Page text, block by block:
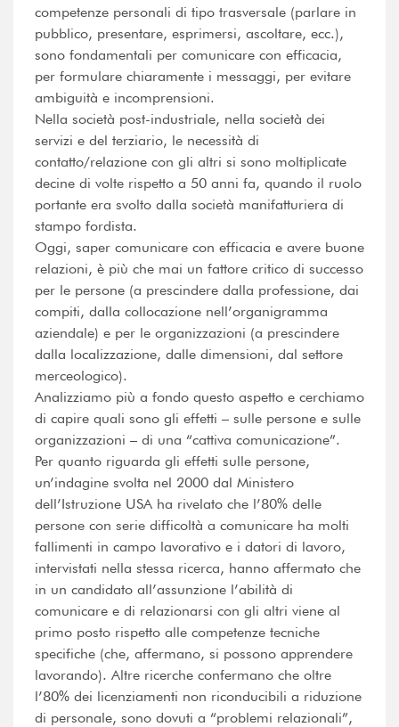
competenze personali di tipo trasversale (parlare in
pubblico, presentare, esprimersi, ascoltare, ecc.),
sono fondamentali per comunicare con efficacia,
per formulare chiaramente i messaggi, per evitare
ambiguità e incomprensioni.
Nella società post-industriale, nella società dei
servizi e del terziario, le necessità di
contatto/relazione con gli altri si sono moltiplicate
decine di volte rispetto a 50 anni fa, quando il ruolo
portante era svolto dalla società manifatturiera di
stampo fordista.
Oggi, saper comunicare con efficacia e avere buone
relazioni, è più che mai un fattore critico di successo
per le persone (a prescindere dalla professione, dai
compiti, dalla collocazione nell’organigramma
aziendale) e per le organizzazioni (a prescindere
dalla localizzazione, dalle dimensioni, dal settore
merceologico).
Analizziamo più a fondo questo aspetto e cerchiamo
di capire quali sono gli effetti – sulle persone e sulle
organizzazioni – di una “cattiva comunicazione”.
Per quanto riguarda gli effetti sulle persone,
un’indagine svolta nel 2000 dal Ministero
dell’Istruzione USA ha rivelato che l’80% delle
persone con serie difficoltà a comunicare ha molti
fallimenti in campo lavorativo e i datori di lavoro,
intervistati nella stessa ricerca, hanno affermato che
in un candidato all’assunzione l’abilità di
comunicare e di relazionarsi con gli altri viene al
primo posto rispetto alle competenze tecniche
specifiche (che, affermano, si possono apprendere
lavorando). Altre ricerche confermano che oltre
l’80% dei licenziamenti non riconducibili a riduzione
di personale, sono dovuti a “problemi relazionali”,